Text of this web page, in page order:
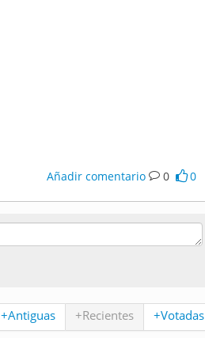
Añadir comentario 0 0
+Antiguas +Recientes +Votadas